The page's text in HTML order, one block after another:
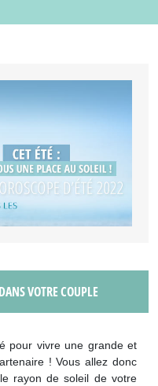
VOTRE COUPLE
pour vivre une grande et
! Vous allez donc
rayon de soleil de votre